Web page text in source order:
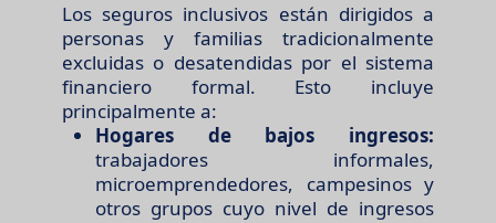
Los seguros inclusivos están dirigidos a
personas y familias tradicionalmente
excluidas o desatendidas por el sistema
financiero formal. Esto incluye
principalmente a:
Hogares de bajos ingresos:
trabajadores informales,
microemprendedores, campesinos y
otros grupos cuyo nivel de ingresos